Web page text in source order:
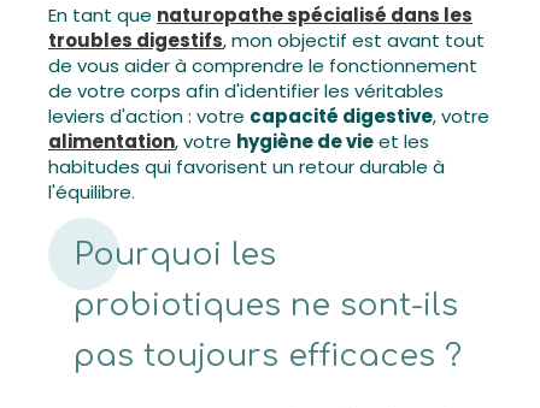
En tant que naturopathe spécialisé dans les
troubles digestifs, mon objectif est avant tout
de vous aider à comprendre le fonctionnement
de votre corps afin d'identifier les véritables
leviers d'action : votre capacité digestive, votre
alimentation, votre hygiène de vieet les
habitudes qui favorisent un retour durable à
l'équilibre.
Pourquoi les
probiotiques ne sont-ils
pas toujours efficaces ?